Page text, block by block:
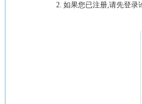
如果您已注册,请先登录